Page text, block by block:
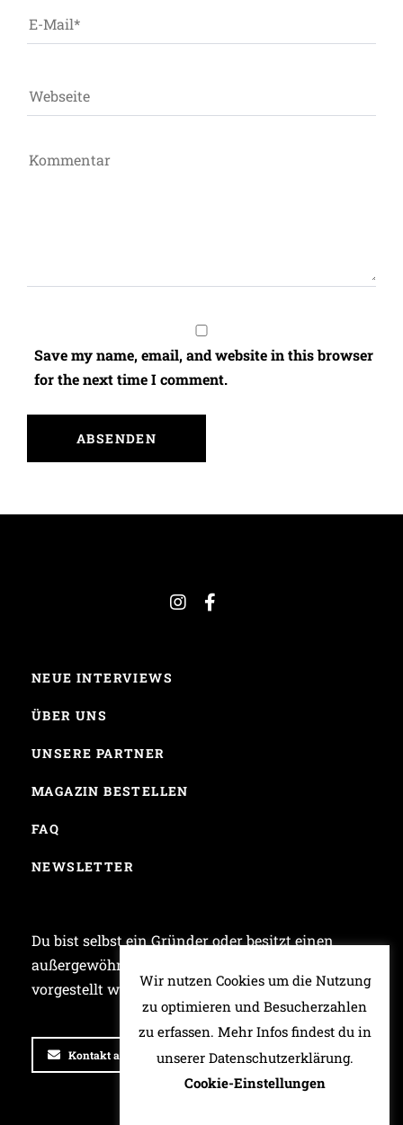
Save my name, email, and website in this browser
for the next time I comment.
NEUE INTERVIEWS
ÜBER UNS
UNSERE PARTNER
MAGAZIN BESTELLEN
FAQ
NEWSLETTER
Du bist selbst ein Gründer oder besitzt einen
außergewöhnlichen Laden und möchtest bei uns
vorgestellt werden? Dann schreib uns!
Kontakt aufnehmen
Wir nutzen Cookies um die Nutzung
zu optimieren und Besucherzahlen
zu erfassen. Mehr Infos findest du in
unserer Datenschutzerklärung.
Cookie-Einstellungen